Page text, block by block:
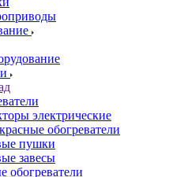
электрические
обогреватели
пушки
завесы
обогреватели